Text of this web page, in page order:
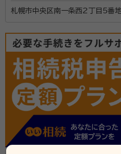
札幌市中央区南一条西2丁目5番